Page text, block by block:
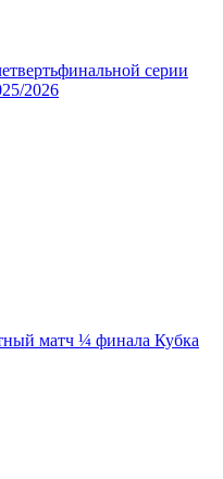
серии
2026
матч ¼ финала Кубка